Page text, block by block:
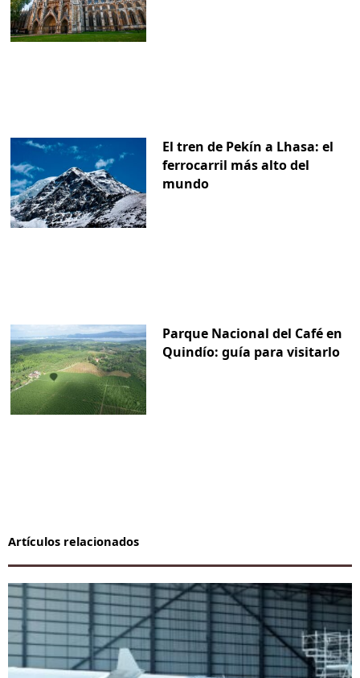
El tren de Pekín a Lhasa: el
ferrocarril más alto del
mundo
Parque Nacional del Café en
Quindío: guía para visitarlo
Artículos relacionados